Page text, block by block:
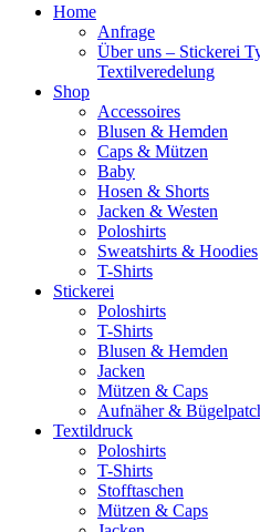
Home
Anfrage
Über uns – Stickerei
Textilveredelung
Shop
Accessoires
Blusen & Hemden
Caps & Mützen
Baby
Hosen & Shorts
Jacken & Westen
Poloshirts
Sweatshirts & Hoodies
T-Shirts
Stickerei
Poloshirts
T-Shirts
Blusen & Hemden
Jacken
Mützen & Caps
Aufnäher &
Textildruck
Poloshirts
T-Shirts
Stofftaschen
Mützen & Caps